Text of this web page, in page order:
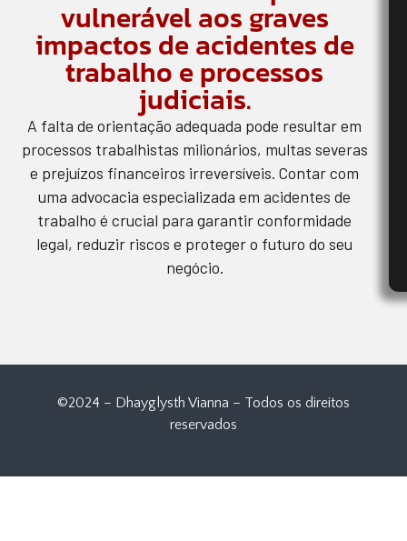
vulnerável aos graves
impactos de acidentes de
trabalho e processos
judiciais.
A falta de orientação adequada pode resultar em
processos trabalhistas milionários, multas severas
e prejuízos financeiros irreversíveis. Contar com
uma advocacia especializada em acidentes de
trabalho é crucial para garantir conformidade
legal, reduzir riscos e proteger o futuro do seu
negócio.
©2024 – Dhayglysth Vianna – Todos os direitos
reservados